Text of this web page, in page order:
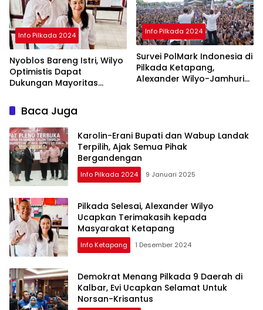
Info Pilkada 2024
Nyoblos Bareng Istri, Wilyo
Optimistis Dapat
Dukungan Mayoritas
Info Pilkada 2024
Survei PolMark Indonesia di
Pilkada Ketapang,
Alexander Wilyo-Jamhuri
Baca Juga
Karolin-Erani Bupati dan Wabup Landak
Terpilih, Ajak Semua Pihak
Bergandengan
Info Pilkada 2024 9 Januari 2025
Pilkada Selesai, Alexander Wilyo
Ucapkan Terimakasih kepada
Masyarakat Ketapang
Info Ketapang 1 Desember 2024
Demokrat Menang Pilkada 9 Daerah di
Kalbar, Evi Ucapkan Selamat Untuk
Norsan-Krisantus